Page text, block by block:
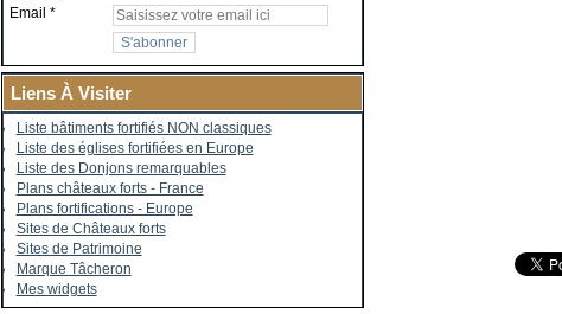
Email
Liens À Visiter
Liste bâtiments fortifiés NON classiques
Liste des églises fortifiées en Europe
Liste des Donjons remarquables
Plans châteaux forts - France
Plans fortifications - Europe
Sites de Châteaux forts
Sites de Patrimoine
Marque Tâcheron
Mes widgets